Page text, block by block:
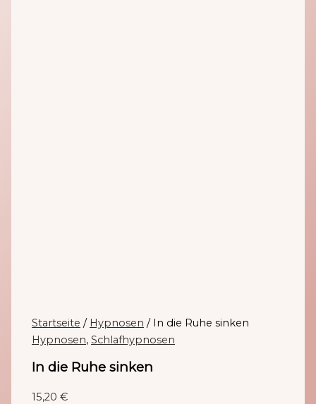
Startseite / Hypnosen / In die Ruhe sinken
Hypnosen,Schlafhypnosen
In die Ruhe sinken
15,20€